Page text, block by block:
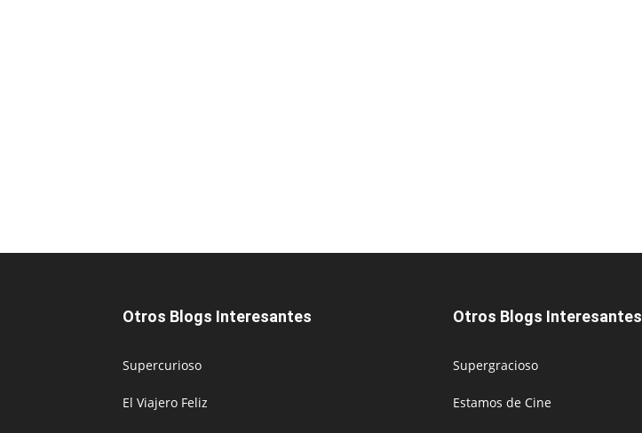
Otros Blogs Interesantes
Supercurioso
El Viajero Feliz
Otros Blogs Interesantes
Supergracioso
Estamos de Cine